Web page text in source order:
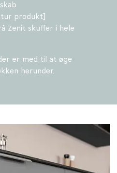
produkt]
Zenit skuffer i hele
er med til at øge
herunder.